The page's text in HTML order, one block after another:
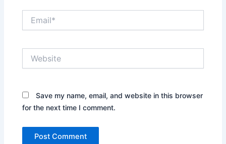
Save my name, email, and website in this browser
for the next time I comment.